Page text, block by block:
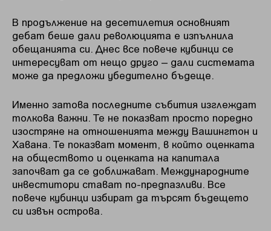
В продължение на десетилетия основният
дебат беше дали революцията е изпълнила
обещанията си. Днес все повече кубинци се
интересуват от нещо друго – дали системата
може да предложи убедително бъдеще.
Именно затова последните събития изглеждат
толкова важни. Те не показват просто поредно
изостряне на отношенията между Вашингтон и
Хавана. Те показват момент, в който оценката
на обществото и оценката на капитала
започват да се доближават. Международните
инвеститори стават по-предпазливи. Все
повече кубинци избират да търсят бъдещето
си извън острова.